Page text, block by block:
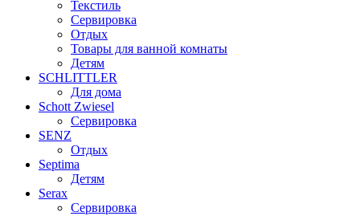
Текстиль
Сервировка
Отдых
Товары для ванной комнаты
Детям
SCHLITTLER
Для дома
Schott Zwiesel
Сервировка
SENZ
Отдых
Septima
Детям
Serax
Сервировка